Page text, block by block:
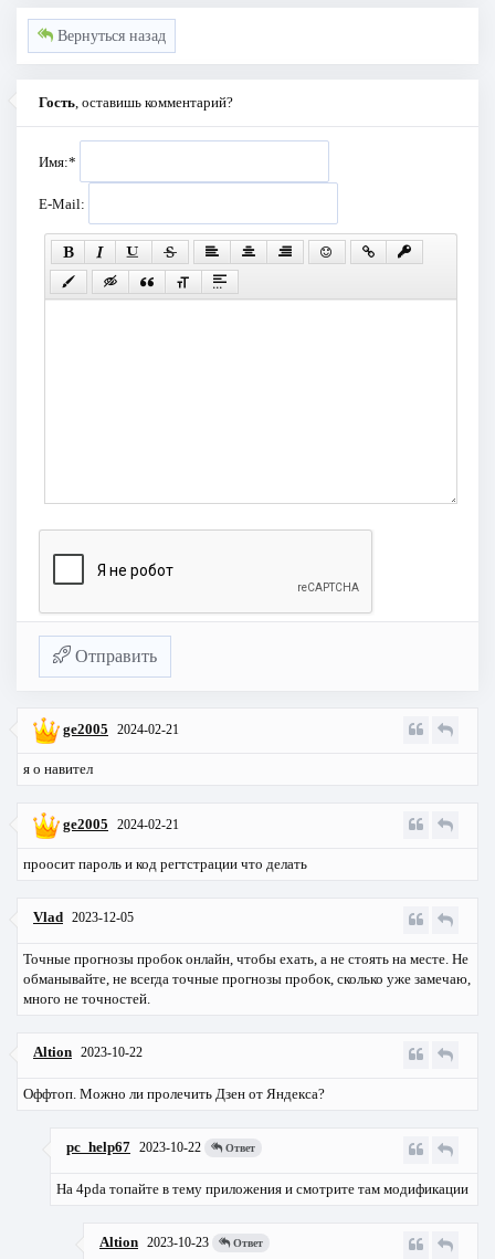
Вернуться назад
Гость, оставишь комментарий?
Имя:*
E-Mail:
Отправить
ge2005 2024-02-21
я о навител
ge2005 2024-02-21
проосит пароль и код регтстрации что делать
Vlad 2023-12-05
Точные прогнозы пробок онлайн, чтобы ехать, а не стоять на месте. Не
обманывайте, не всегда точные прогнозы пробок, сколько уже замечаю,
много не точностей.
Altion 2023-10-22
Оффтоп. Можно ли пролечить Дзен от Яндекса?
pc_help67 2023-10-22 Ответ
На 4pda топайте в тему приложения и смотрите там модификации
Altion 2023-10-23 Ответ